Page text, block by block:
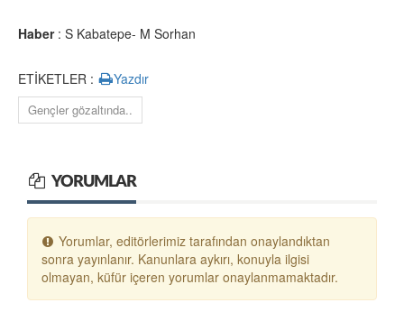
Haber: S Kabatepe- M Sorhan
ETİKETLER : Yazdır
Gençler gözaltında..
YORUMLAR
Yorumlar, editörlerimiz tarafından onaylandıktan
sonra yayınlanır. Kanunlara aykırı, konuyla ilgisi
olmayan, küfür içeren yorumlar onaylanmamaktadır.